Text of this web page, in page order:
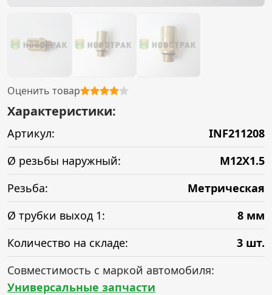
Оценить товар
Характеристики:
Артикул:
INF211208
Ø резьбы наружный:
M12X1.5
Резьба:
Метрическая
Ø трубки выход 1:
8 мм
Количество на складе:
3 шт.
Совместимость с маркой автомобиля:
Универсальные запчасти